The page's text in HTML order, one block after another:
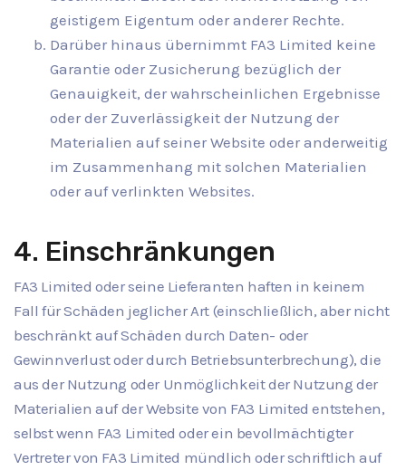
geistigem Eigentum oder anderer Rechte.
Darüber hinaus übernimmt FA3 Limited keine
Garantie oder Zusicherung bezüglich der
Genauigkeit, der wahrscheinlichen Ergebnisse
oder der Zuverlässigkeit der Nutzung der
Materialien auf seiner Website oder anderweitig
im Zusammenhang mit solchen Materialien
oder auf verlinkten Websites.
4. Einschränkungen
FA3 Limited oder seine Lieferanten haften in keinem
Fall für Schäden jeglicher Art (einschließlich, aber nicht
beschränkt auf Schäden durch Daten- oder
Gewinnverlust oder durch Betriebsunterbrechung), die
aus der Nutzung oder Unmöglichkeit der Nutzung der
Materialien auf der Website von FA3 Limited entstehen,
selbst wenn FA3 Limited oder ein bevollmächtigter
Vertreter von FA3 Limited mündlich oder schriftlich auf